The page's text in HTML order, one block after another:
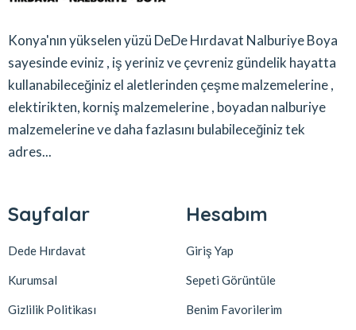
Konya'nın yükselen yüzü DeDe Hırdavat Nalburiye Boya
sayesinde eviniz , iş yeriniz ve çevreniz gündelik hayatta
kullanabileceğiniz el aletlerinden çeşme malzemelerine ,
elektirikten, korniş malzemelerine , boyadan nalburiye
malzemelerine ve daha fazlasını bulabileceğiniz tek
adres...
Sayfalar
Dede Hırdavat
Kurumsal
Gizlilik Politikası
Hesabım
Giriş Yap
Sepeti Görüntüle
Benim Favorilerim